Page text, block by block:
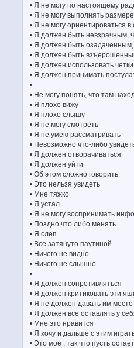
• Я не могу по настоящему
• Я не могу выполнять
• Я не могу ориентироваться
• Я должен быть невзрачным,
• Я должен быть
• Я должен быть
• Я должен использовать
• Я должен принимать
•
• Не могу понять, что там
• Я плохо вижу
• Я плохо слышу
• Я не могу смотреть
• Я не умею рассматривать
• Невозможно что-либо
• Я должен отворачиваться
• Я должен уйти
• Об этом сложно говорить
• Это нельзя увидеть
• Мне тяжко
• Я устал
• Я не могу воспринимать
• Поздно что либо менять
• Я слеп
• Все затянуто паутиной
• Ничего не видно
• Ничего не слышно
•
• Я должен сопротивляться
• Я должен критиковать эти
• Я не должен давать им место
• Я должен все оставлять у
• Мне это нравится
• Я хочу и дальше с этим
• Это мое , так что пусть